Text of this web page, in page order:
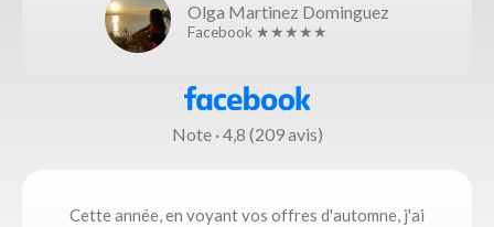
Olga Martinez Dominguez
Facebook ★★★★★
Note · 4,8 (209 avis)
Cette année, en voyant vos offres d'automne, j'ai